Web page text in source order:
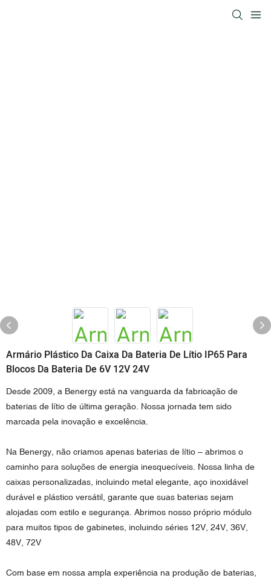
Armário Plástico Da Caixa Da Bateria De Lítio IP65 Para
Blocos Da Bateria De 6V 12V 24V
Desde 2009, a Benergy está na vanguarda da fabricação de
baterias de lítio de última geração. Nossa jornada tem sido
marcada pela inovação e excelência.
Na Benergy, não criamos apenas baterias de lítio – abrimos o
caminho para soluções de energia inesquecíveis. Nossa linha de
caixas personalizadas, incluindo metal elegante, aço inoxidável
durável e plástico versátil, garante que suas baterias sejam
alojadas com estilo e segurança. Abrimos nosso próprio módulo
para muitos tipos de gabinetes, incluindo séries 12V, 24V, 36V,
48V, 72V
Com base em nossa ampla experiência na produção de baterias,